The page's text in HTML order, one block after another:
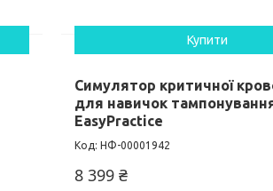
Купити
Симулятор критичної
для навичок
EasyPractice
НФ-00001942
8 399 ₴